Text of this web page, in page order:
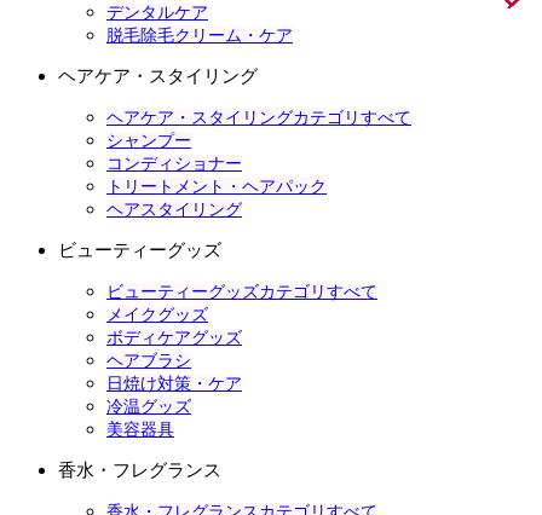
デンタルケア
脱毛除毛クリーム・ケア
ヘアケア・スタイリング
ヘアケア・スタイリングカテゴリすべて
シャンプー
コンディショナー
トリートメント・ヘアパック
ヘアスタイリング
ビューティーグッズ
ビューティーグッズカテゴリすべて
メイクグッズ
ボディケアグッズ
ヘアブラシ
日焼け対策・ケア
冷温グッズ
美容器具
香水・フレグランス